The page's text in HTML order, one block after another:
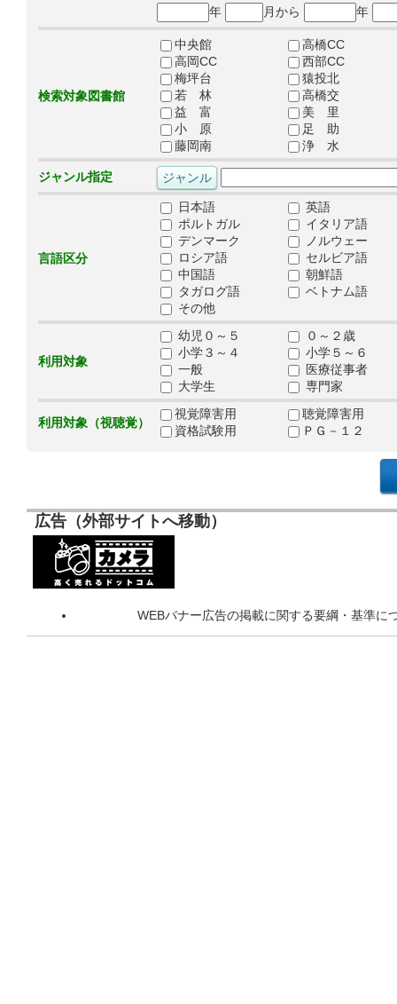
年
月から 年
検索対象図書館
中央館
高橋CC
高岡CC
西部CC
梅坪台
猿投北
若 林
高橋交
益 富
美 里
小 原
足 助
藤岡南
浄 水
ジャンル指定
言語区分
日本語
英語
ポルトガル
イタリア語
デンマーク
ノルウェー
ロシア語
セルビア語
中国語
朝鮮語
タガログ語
ベトナム語
その他
利用対象
幼児０～５
０～２歳
小学３～４
小学５～６
一般
医療従事者
大学生
専門家
利用対象（視聴覚）
視覚障害用
聴覚障害用
資格試験用
ＰＧ－１２
広告（外部サイトへ移動）
WEBバナー広告の掲載に関する要綱・基準に